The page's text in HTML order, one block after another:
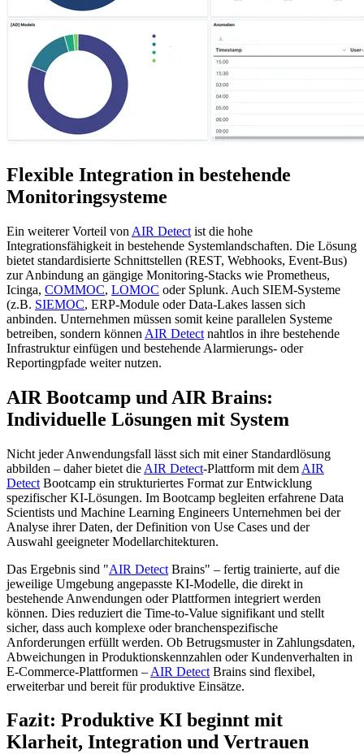
Flexible Integration in bestehende
Monitoringsysteme
Ein weiterer Vorteil von AIR Detect ist die hohe
Integrationsfähigkeit in bestehende Systemlandschaften. Die Lösung
bietet standardisierte Schnittstellen (REST, Webhooks, Event-Bus)
zur Anbindung an gängige Monitoring-Stacks wie Prometheus,
Icinga, COMMOC, LOMOC oder Splunk. Auch SIEM-Systeme
(z.B. SIEMOC, ERP-Module oder Data-Lakes lassen sich
anbinden. Unternehmen müssen somit keine parallelen Systeme
betreiben, sondern können AIR Detect nahtlos in ihre bestehende
Infrastruktur einfügen und bestehende Alarmierungs- oder
Reportingpfade weiter nutzen.
AIR Bootcamp und AIR Brains:
Individuelle Lösungen mit System
Nicht jeder Anwendungsfall lässt sich mit einer Standardlösung
abbilden – daher bietet die AIR Detect-Plattform mit dem AIR
Detect Bootcamp ein strukturiertes Format zur Entwicklung
spezifischer KI-Lösungen. Im Bootcamp begleiten erfahrene Data
Scientists und Machine Learning Engineers Unternehmen bei der
Analyse ihrer Daten, der Definition von Use Cases und der
Auswahl geeigneter Modellarchitekturen.
Das Ergebnis sind "AIR Detect Brains" – fertig trainierte, auf die
jeweilige Umgebung angepasste KI-Modelle, die direkt in
bestehende Anwendungen oder Plattformen integriert werden
können. Dies reduziert die Time-to-Value signifikant und stellt
sicher, dass auch komplexe oder branchenspezifische
Anforderungen erfüllt werden. Ob Betrugsmuster in Zahlungsdaten,
Abweichungen in Produktionskennzahlen oder Kundenverhalten in
E-Commerce-Plattformen – AIR Detect Brains sind flexibel,
erweiterbar und bereit für produktive Einsätze.
Fazit: Produktive KI beginnt mit
Klarheit, Integration und Vertrauen